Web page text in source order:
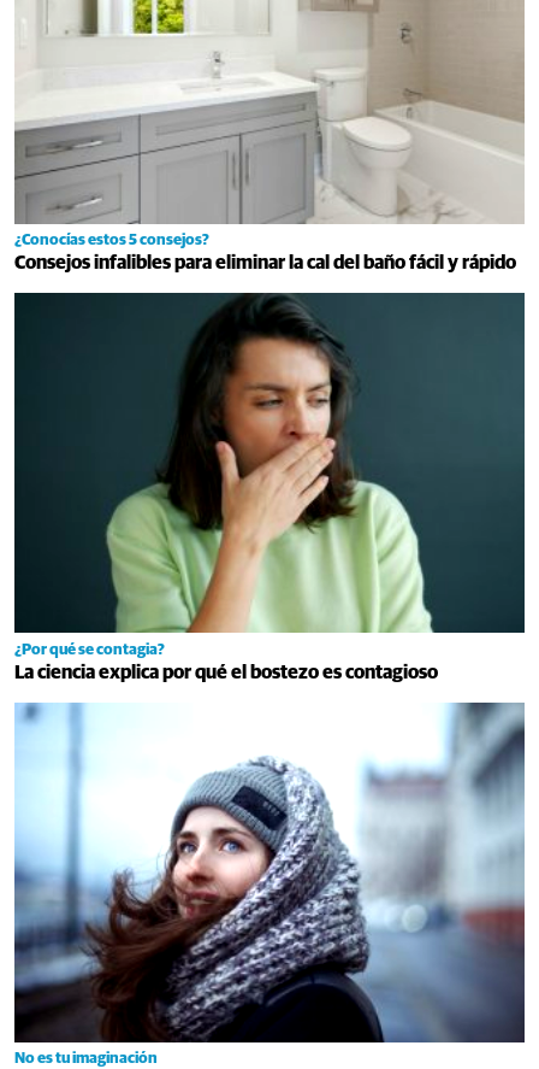
¿Conocías estos 5 consejos?
Consejos infalibles para eliminar la cal del baño fácil y rápido
¿Por qué se contagia?
La ciencia explica por qué el bostezo es contagioso
No es tu imaginación